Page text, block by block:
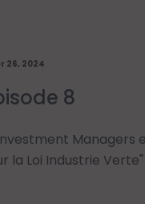
8
Managers
la Loi Industrie Verte"
26, 2024